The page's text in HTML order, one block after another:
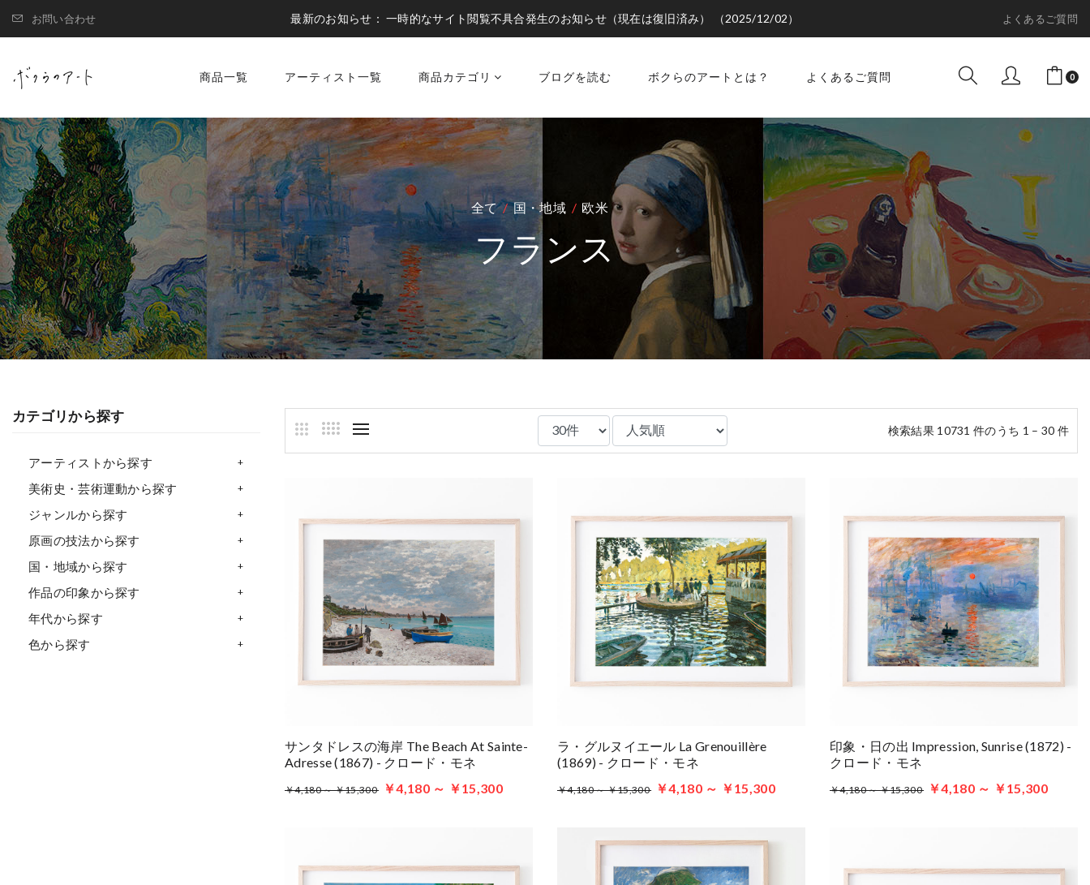
お問い合わせ 最新のお知らせ：一時的なサイト閲覧不具合発生のお知らせ（現在は復旧済み） （2025/12/02） よくあるご質問
商品一覧 アーティスト一覧 商品カテゴリ ブログを読む ボクらのアートとは？ よくあるご質問 0
全て 国・地域 欧米
フランス
カテゴリから探す
アーティストから探す
美術史・芸術運動から探す
ジャンルから探す
原画の技法から探す
国・地域から探す
作品の印象から探す
年代から探す
色から探す
検索結果 10731 件のうち 1 – 30 件
サンタドレスの海岸 The Beach At Sainte-
Adresse (1867) - クロード・モネ
￥4,180 ～ ￥15,300 ￥4,180 ～ ￥15,300
ラ・グルヌイエール La Grenouillère
(1869) - クロード・モネ
￥4,180 ～ ￥15,300 ￥4,180 ～ ￥15,300
印象・日の出 Impression, Sunrise (1872) -
クロード・モネ
￥4,180 ～ ￥15,300 ￥4,180 ～ ￥15,300